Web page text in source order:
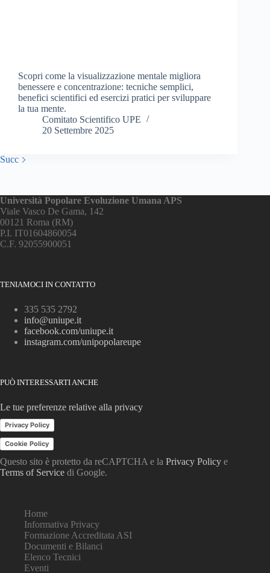
Scopri come la visualizzazione mentale migliora
benessere e concentrazione: tecniche semplici,
benefici scientifici ed esercizi pratici per sviluppare
la tua mente.
Comitato Scientifico UPE
20 Settembre 2025
Succ
Università Popolare Evoluzione Umana APS
Viale Vasco De Gama, 142
00121 Roma (RM)
P.I. IT01604860054
C.F. 92055900051
TENIAMOCI IN CONTATTO
335 535 2792
info@uniupe.it
facebook.com/uniupe.it
instagram.com/unipopolareupe
PUÒ INTERESSARTI ANCHE
Le tue preferenze relative alla privacy
Privacy Policy
Cookie Policy
Questo sito è protetto da reCAPTCHA e la Privacy Policy e
Terms of Service di Google.
Home
Informativa Privacy
Formazione Accreditata ASI
Documenti e Bilanci
Elenco Tecnici
Eventi